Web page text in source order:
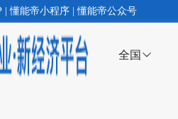
| 懂能帝小程序 | 懂能帝公众号
全国